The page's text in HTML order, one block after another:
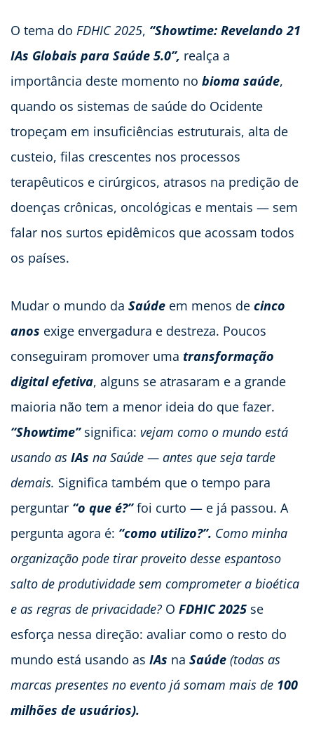
O tema do FDHIC 2025, “Showtime: Revelando 21
IAs Globais para Saúde 5.0”, realça a
importância deste momento no bioma saúde,
quando os sistemas de saúde do Ocidente
tropeçam em insuficiências estruturais, alta de
custeio, filas crescentes nos processos
terapêuticos e cirúrgicos, atrasos na predição de
doenças crônicas, oncológicas e mentais — sem
falar nos surtos epidêmicos que acossam todos
os países.
Mudar o mundo da Saúde em menos de cinco
anos exige envergadura e destreza. Poucos
conseguiram promover uma transformação
digital efetiva, alguns se atrasaram e a grande
maioria não tem a menor ideia do que fazer.
“Showtime”significa: vejam como o mundo está
usando as IAs na Saúde — antes que seja tarde
demais. Significa também que o tempo para
perguntar “o que é?”foi curto — e já passou. A
pergunta agora é: “como utilizo?”. Como minha
organização pode tirar proveito desse espantoso
salto de produtividade sem comprometer a bioética
e as regras de privacidade? O FDHIC 2025 se
esforça nessa direção: avaliar como o resto do
mundo está usando as IAs na Saúde (todas as
marcas presentes no evento já somam mais de 100
milhões de usuários).